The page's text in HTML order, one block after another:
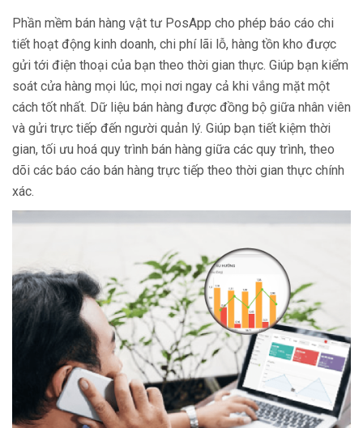
Phần mềm bán hàng vật tư PosApp cho phép báo cáo chi
tiết hoạt động kinh doanh, chi phí lãi lỗ, hàng tồn kho được
gửi tới điện thoại của bạn theo thời gian thực. Giúp bạn kiểm
soát cửa hàng mọi lúc, mọi nơi ngay cả khi vắng mặt một
cách tốt nhất. Dữ liệu bán hàng được đồng bộ giữa nhân viên
và gửi trực tiếp đến người quản lý. Giúp bạn tiết kiệm thời
gian, tối ưu hoá quy trình bán hàng giữa các quy trình, theo
dõi các báo cáo bán hàng trực tiếp theo thời gian thực chính
xác.